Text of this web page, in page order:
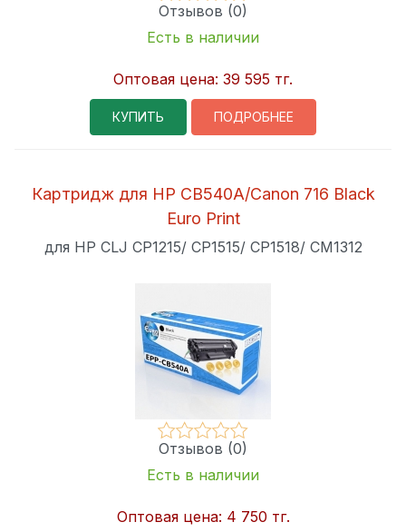
Отзывов (0)
Есть в наличии
Оптовая цена: 39 595 тг.
КУПИТЬ ПОДРОБНЕЕ
Картридж для HP CB540A/Canon 716 Black
Euro Print
для HP CLJ CP1215/ CP1515/ CP1518/ CM1312
Отзывов (0)
Есть в наличии
Оптовая цена: 4 750 тг.